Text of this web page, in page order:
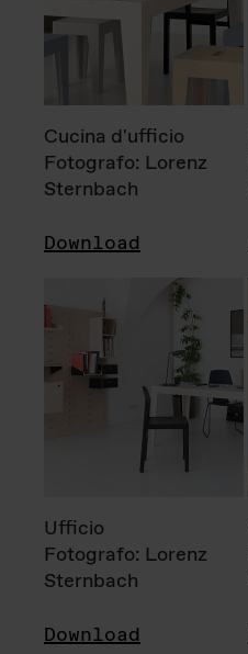
Cucina d'ufficio
Fotografo: Lorenz
Sternbach
Download
Ufficio
Fotografo: Lorenz
Sternbach
Download